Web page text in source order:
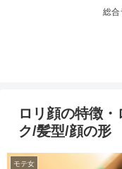
総合
ロリ顔の特徴
ク/髪型/顔の形
モテ女